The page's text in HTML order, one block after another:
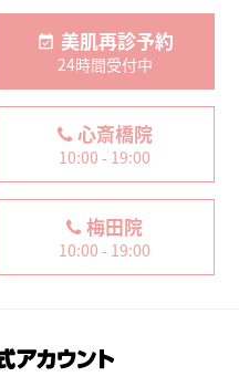
美肌再診予約
24時間受付中
心斎橋院
10:00 - 19:00
梅田院
10:00 - 19:00